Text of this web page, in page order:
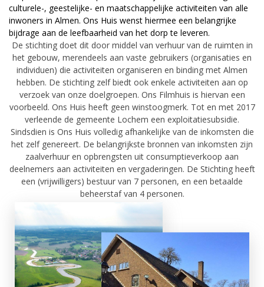
culturele-, geestelijke- en maatschappelijke activiteiten van alle
inwoners in Almen. Ons Huis wenst hiermee een belangrijke
bijdrage aan de leefbaarheid van het dorp te leveren.
De stichting doet dit door middel van verhuur van de ruimten in
het gebouw, merendeels aan vaste gebruikers (organisaties en
individuen) die activiteiten organiseren en binding met Almen
hebben. De stichting zelf biedt ook enkele activiteiten aan op
verzoek van onze doelgroepen. Ons Filmhuis is hiervan een
voorbeeld. Ons Huis heeft geen winstoogmerk. Tot en met 2017
verleende de gemeente Lochem een exploitatiesubsidie.
Sindsdien is Ons Huis volledig afhankelijke van de inkomsten die
het zelf genereert. De belangrijkste bronnen van inkomsten zijn
zaalverhuur en opbrengsten uit consumptieverkoop aan
deelnemers aan activiteiten en vergaderingen. De Stichting heeft
een (vrijwilligers) bestuur van 7 personen, en een betaalde
beheerstaf van 4 personen.